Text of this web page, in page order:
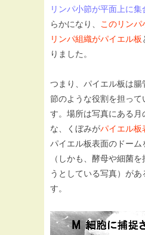
リンパ小節が平面上に集
らかになり、 このリンパ
リンパ組織がパイエル板
りました。
つまり、パイエル板は
節のような役割を担って
す。場所は写真にある月
な、くぼみがパイエル板
パイエル板表面のドー
（しかも、酵母や細菌
うとしている写真）があ
す。